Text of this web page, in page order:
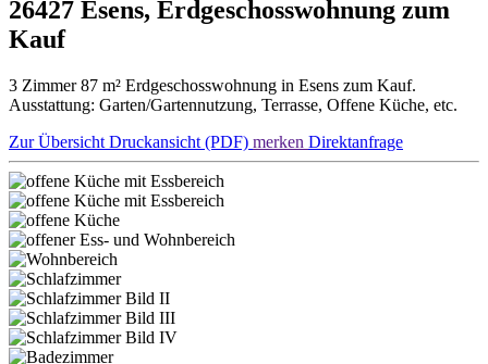
26427 Esens, Erdgeschosswohnung zum
Kauf
3 Zimmer 87 m² Erdgeschosswohnung in Esens zum Kauf.
Ausstattung: Garten/Gartennutzung, Terrasse, Offene Küche, etc.
Zur Übersicht Druckansicht (PDF) merken Direktanfrage